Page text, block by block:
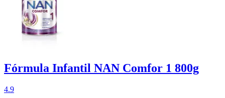
Fórmula Infantil NAN Comfor 1 800g
4.9